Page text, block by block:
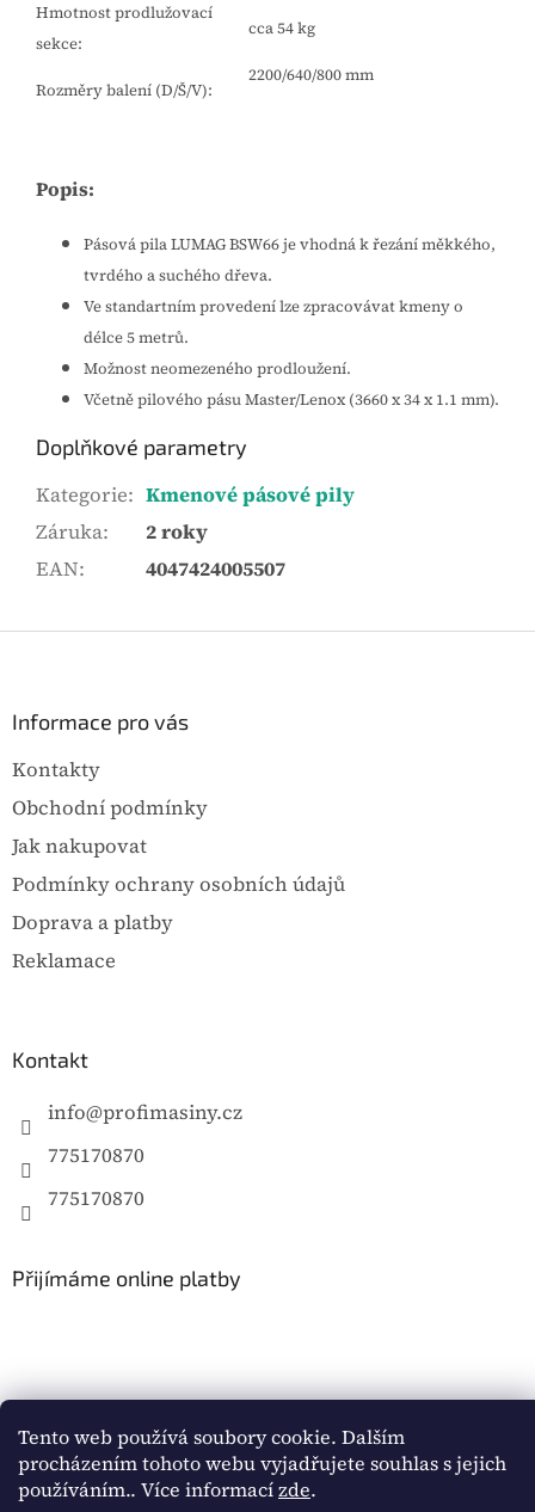
Tento web používá soubory cookie. Dalším
procházením tohoto webu vyjadřujete souhlas s jejich
používáním.. Více informacízde.
Hmotnost prodlužovací
sekce:
cca 54 kg
Rozměry balení (D/Š/V):
2200/640/800 mm
Popis:
Pásová pila LUMAG BSW66 je vhodná k řezání měkkého,
tvrdého a suchého dřeva.
Ve standartním provedení lze zpracovávat kmeny o
délce 5 metrů.
Možnost neomezeného prodloužení.
Včetně pilového pásu Master/Lenox (3660 x 34 x 1.1 mm).
Doplňkové parametry
Kategorie: Kmenové pásové pily
Záruka:
2 roky
EAN: 4047424005507
Informace pro vás
Kontakty
Obchodní podmínky
Jak nakupovat
Podmínky ochrany osobních údajů
Doprava a platby
Reklamace
Kontakt
info@profimasiny.cz
775170870
775170870
Přijímáme online platby
Vytvořil Shoptet